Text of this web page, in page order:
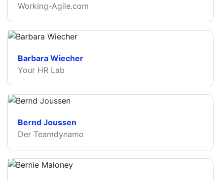
Working-Agile.com
Barbara Wiecher
Your HR Lab
Bernd Joussen
Der Teamdynamo